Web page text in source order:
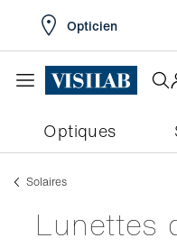
Opticien
Optiques
Solaires